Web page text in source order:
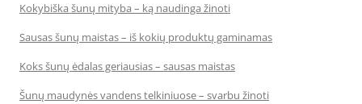
Kokybiška šunų mityba – ką naudinga žinoti
Sausas šunų maistas – iš kokių produktų gaminamas
Koks šunų ėdalas geriausias – sausas maistas
Šunų maudynės vandens telkiniuose – svarbu žinoti